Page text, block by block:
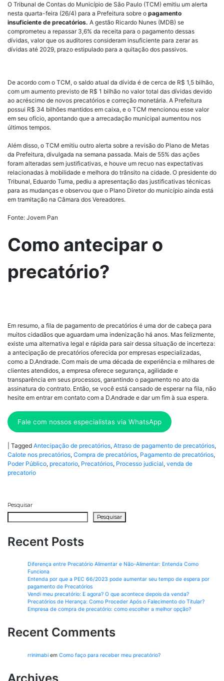
O Tribunal de Contas do Município de São Paulo (TCM) emitiu um alerta
nesta quarta-feira (26/4) para a Prefeitura sobre o pagamento
insuficiente de precatórios. A gestão Ricardo Nunes (MDB) se
comprometeu a repassar 3,6% da receita para o pagamento dessas
dívidas, valor que os auditores consideram insuficiente para zerar as
dívidas até 2029, prazo estipulado para a quitação dos passivos.
De acordo com o TCM, o saldo atual da dívida é de cerca de R$ 1,5 bilhão,
com um aumento previsto de R$ 1 bilhão no valor total das dívidas devido
ao acréscimo de novos precatórios e correção monetária. A Prefeitura
possui R$ 34 bilhões mantidos em caixa, e o TCM mencionou esse valor
em seu ofício, apontando que a arrecadação municipal aumentou nos
últimos tempos.
Além disso, o TCM emitiu outro alerta sobre a revisão do Plano de Metas
da Prefeitura, divulgada na semana passada. Mais de 55% das ações
foram alteradas sem justificativas, e houve um recuo nas expectativas
relacionadas à mobilidade e melhora do trânsito na cidade. O presidente do
Tribunal, Eduardo Tuma, pediu a apresentação das justificativas técnicas
para as mudanças e observou que o Plano Diretor do município ainda está
em tramitação na Câmara dos Vereadores.
Fonte: Jovem Pan
Como antecipar o
precatório?
Em resumo, a fila de pagamento de precatórios é uma dor de cabeça para
muitos cidadãos que aguardam uma indenização há anos. Mas felizmente,
existe uma alternativa legal e rápida para sair dessa situação de incerteza:
a antecipação de precatórios oferecida por empresas especializadas,
como a D.Andrade. Com mais de uma década de experiência e milhares de
clientes atendidos, a empresa oferece segurança, agilidade e
transparência em seus processos, garantindo o pagamento no ato da
assinatura do contrato. Então, se você está cansado de esperar na fila, não
hesite em entrar em contato com a D.Andrade e dar um fim à sua espera.
Fale com nossos especialistas via WhatsApp
Tagged Antecipação de precatórios, Atraso de pagamento de precatórios,
Calote nos precatórios, Compra de precatórios, Pagamento de precatórios,
Poder Público, precatorio, Precatórios, Processo judicial, venda de
precatorio
Pesquisar
Pesquisar
Recent Posts
Diferença entre Precatório Alimentar e Não-Alimentar: Entenda Como
Funciona
Entenda por que a PEC 66/2023 pode aumentar seu tempo de espera por
pagamento de Precatórios
Vendi meu precatório: E agora? O que acontece depois da venda?
Precatórios de Herança: Como Proceder Após o Falecimento do Titular?
Empresa de compra de precatório: como escolher a melhor opção?
Recent Comments
rrinimabi em Como faço para receber meu precatório?
Archives